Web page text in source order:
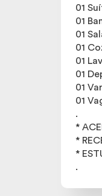
01
01
01
01
01
01
01
01
.
*
*
*
.